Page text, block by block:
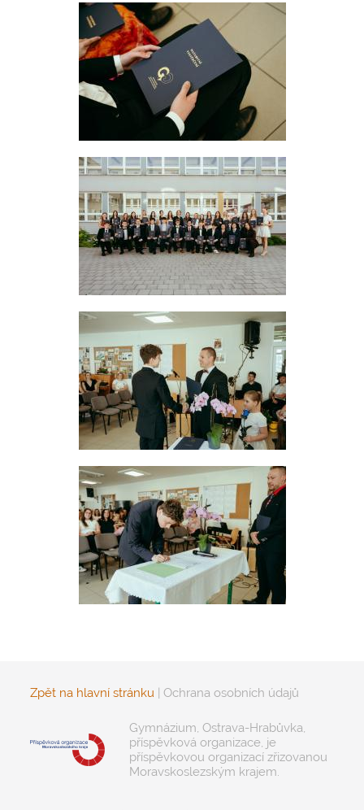
Zpět na hlavní stránku | Ochrana osobních údajů
Gymnázium, Ostrava-Hrabůvka,
příspěvková organizace, je
příspěvkovou organizací zřizovanou
Moravskoslezským krajem.